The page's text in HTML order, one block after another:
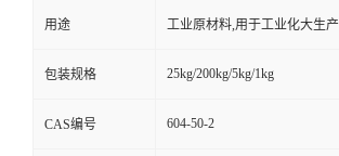
用途 工业原材料,用于工业化大生产
包装规格 25kg/200kg/5kg/1kg
CAS编号 604-50-2